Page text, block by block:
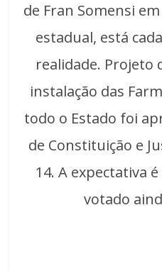
de Fran Somensi
estadual, está
realidade. Projeto
instalação das
todo o Estado foi
de Constituição e
14. A expectativa
votado